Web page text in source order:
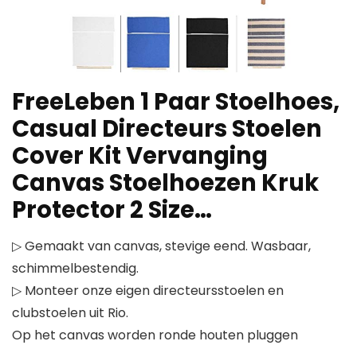
FreeLeben 1 Paar Stoelhoes,
Casual Directeurs Stoelen
Cover Kit Vervanging
Canvas Stoelhoezen Kruk
Protector 2 Size…
▷ Gemaakt van canvas, stevige eend. Wasbaar,
schimmelbestendig.
▷ Monteer onze eigen directeursstoelen en
clubstoelen uit Rio.
Op het canvas worden ronde houten pluggen